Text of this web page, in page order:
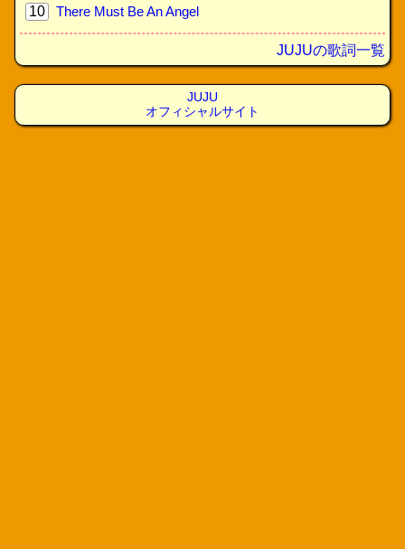
10
There Must Be An Angel
JUJUの歌詞一覧
JUJU
オフィシャルサイト